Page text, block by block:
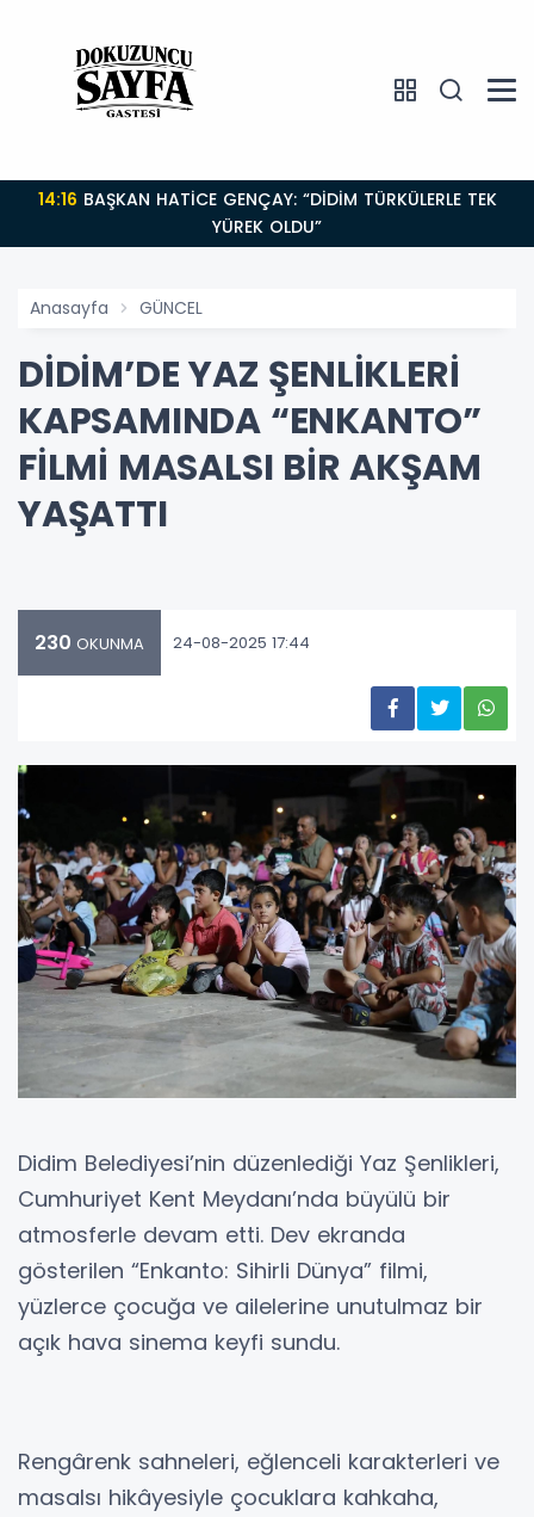
14:16
YÜREK OLDU”
Anasayfa GÜNCEL
DİDİM’DE YAZ ŞENLİKLERİ
KAPSAMINDA “ENKANTO”
FİLMİ MASALSI BİR AKŞAM
YAŞATTI
230 OKUNMA 24-08-2025 17:44
Didim Belediyesi’nin düzenlediği Yaz Şenlikleri,
Cumhuriyet Kent Meydanı’nda büyülü bir
atmosferle devam etti. Dev ekranda
gösterilen “Enkanto: Sihirli Dünya” filmi,
yüzlerce çocuğa ve ailelerine unutulmaz bir
açık hava sinema keyfi sundu.
Rengârenk sahneleri, eğlenceli karakterleri ve
masalsı hikâyesiyle çocuklara kahkaha,